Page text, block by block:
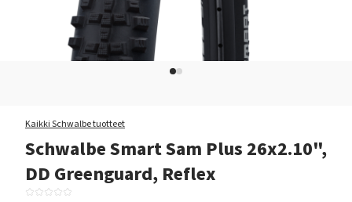
Kaikki Schwalbe tuotteet
Schwalbe Smart Sam Plus 26x2.10",
DD Greenguard, Reflex